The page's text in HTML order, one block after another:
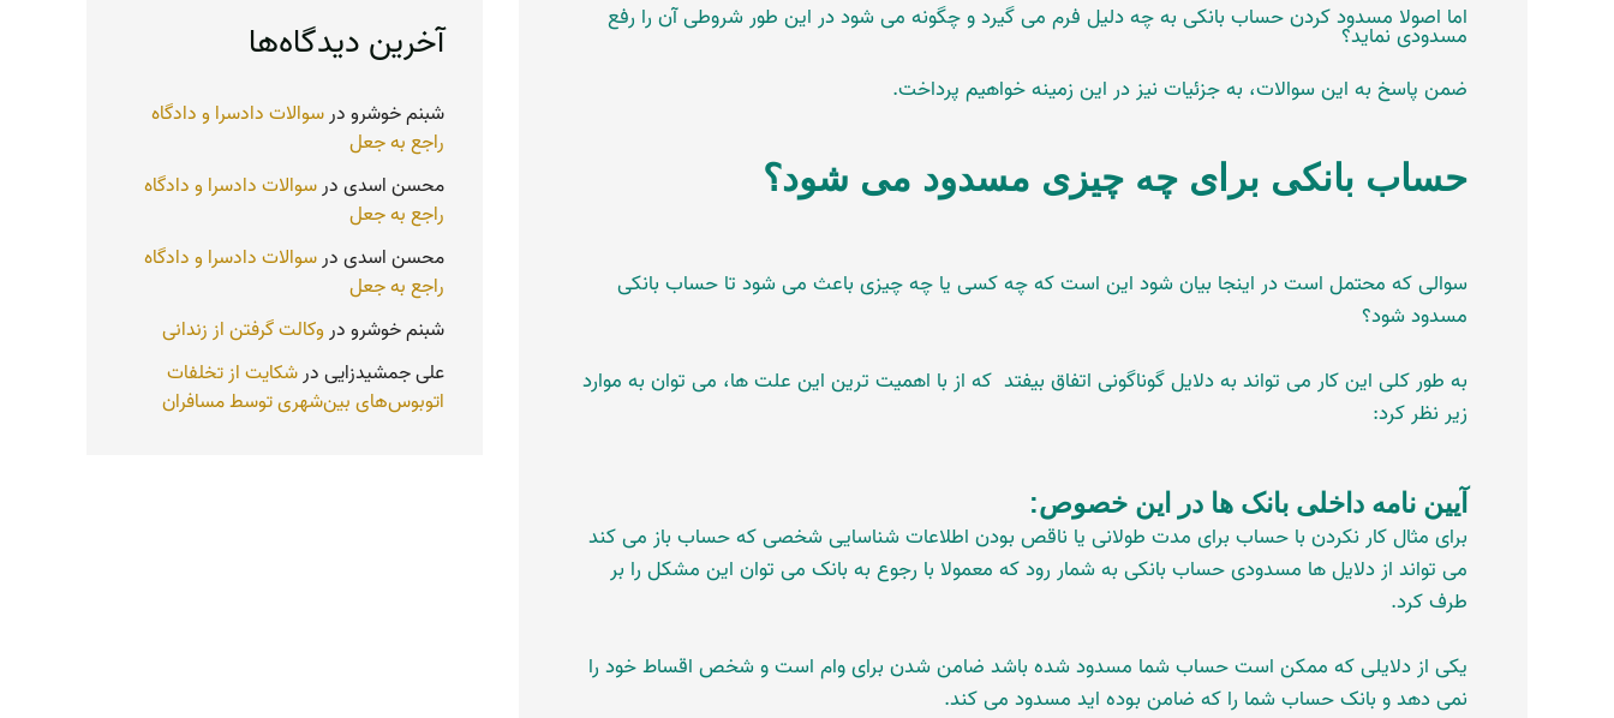
اما اصولا مسدود کردن حساب بانکی به چه دلیل فرم می گیرد و چگونه می شود در این طور شروطی آن را رفع
مسدودی نماید؟
ضمن پاسخ به این سوالات، به جزئیات نیز در این زمینه خواهیم پرداخت.
حساب بانکی برای چه چیزی مسدود می شود؟
سوالی که محتمل است در اینجا بیان شود این است که چه کسی یا چه چیزی باعث می شود تا حساب بانکی
مسدود شود؟
به طور کلی این کار می تواند به دلایل گوناگونی اتفاق بیفتد که از با اهمیت ترین این علت ها، می توان به موارد
زیر نظر کرد:
آیین نامه داخلی بانک ها در این خصوص:
برای مثال کار نکردن با حساب برای مدت طولانی یا ناقص بودن اطلاعات شناسایی شخصی که حساب باز می کند
می تواند از دلایل ها مسدودی حساب بانکی به شمار رود که معمولا با رجوع به بانک می توان این مشکل را بر
طرف کرد.
یکی از دلایلی که ممکن است حساب شما مسدود شده باشد ضامن شدن برای وام است و شخص اقساط خود را
نمی دهد و بانک حساب شما را که ضامن بوده اید مسدود می کند.
آخرین دیدگاه‌ها
شبنم خوشرودرسوالات دادسرا و دادگاه
راجع به جعل
محسن اسدیدرسوالات دادسرا و دادگاه
راجع به جعل
محسن اسدیدرسوالات دادسرا و دادگاه
راجع به جعل
شبنم خوشرودروکالت گرفتن از زندانی
علی جمشیدزاییدرشکایت از تخلفات
اتوبوس‌های بین‌شهری توسط مسافران